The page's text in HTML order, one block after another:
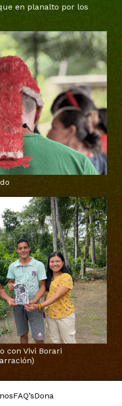
en planalto por los
con Vivi Borari
FAQ’sDona